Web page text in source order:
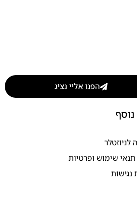
הפנו אליי נציג
תנאי שימוש ופרטיות